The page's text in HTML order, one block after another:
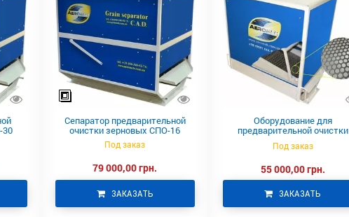
30
Сепаратор предварительной
очистки зерновых СПО-16
Под заказ
79 000,00 грн.
ЗАКАЗАТЬ
Оборудование для
предварительной очистки
зерновых СПО-8
Под заказ
55 000,00 грн.
ЗАКАЗАТЬ